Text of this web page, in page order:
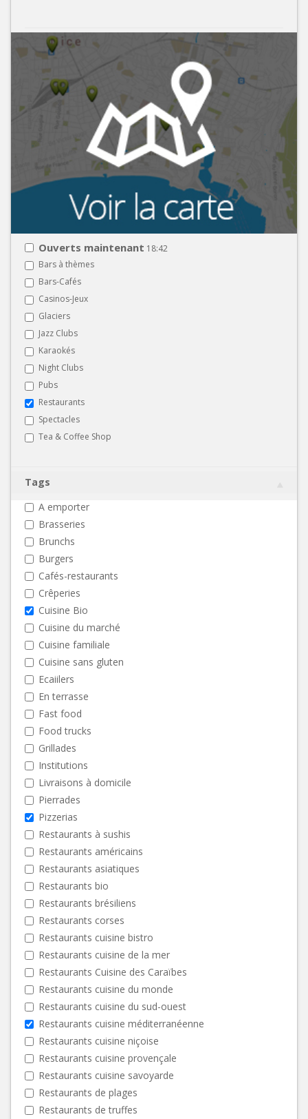
Ouverts maintenant 18:42
Bars à thèmes
Bars-Cafés
Casinos-Jeux
Glaciers
Jazz Clubs
Karaokés
Night Clubs
Pubs
Restaurants
Spectacles
Tea & Coffee Shop
Tags
A emporter
Brasseries
Brunchs
Burgers
Cafés-restaurants
Crêperies
Cuisine Bio
Cuisine du marché
Cuisine familiale
Cuisine sans gluten
Ecaiilers
En terrasse
Fast food
Food trucks
Grillades
Institutions
Livraisons à domicile
Pierrades
Pizzerias
Restaurants à sushis
Restaurants américains
Restaurants asiatiques
Restaurants bio
Restaurants brésiliens
Restaurants corses
Restaurants cuisine bistro
Restaurants cuisine de la mer
Restaurants Cuisine des Caraïbes
Restaurants cuisine du monde
Restaurants cuisine du sud-ouest
Restaurants cuisine méditerranéenne
Restaurants cuisine niçoise
Restaurants cuisine provençale
Restaurants cuisine savoyarde
Restaurants de plages
Restaurants de truffes